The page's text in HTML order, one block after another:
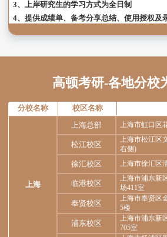
3、上岸研究生的学习方式为全日制
4、提供成绩单、备考分享总结、使用授权及
高顿考研-各地分校
分校名称 校区名称
上海
上海总部 上海市虹口区
松江校区
上海市松江区
右侧)
徐汇校区 上海市徐汇区
临港校区
上海市浦东新
场411室
奉贤校区
上海市奉贤区
5楼
浦东校区
上海市浦东新
705室